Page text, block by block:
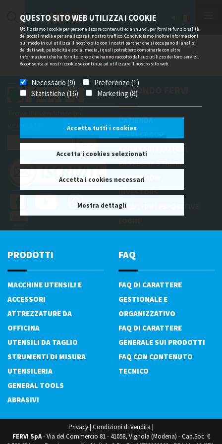
QUESTO SITO WEB UTILIZZA I COOKIE
Utilizziamo i cookie per personalizzare contenuti ed annunci, per fornire funzionalità
dei social media e per analizzare il nostro traffico. Condividiamo inoltre informazioni
sul modo in cui utilizza il nostro sito con i nostri partner che si occupano di analisi
dei dati web, pubblicità e social media, i quali potrebbero combinarle con altre
informazioni che ha fornito loro o che hanno raccolto dal suo utilizzo dei loro servizi.
Acconsenta ai nostri cookie se continua ad utilizzare il nostro sito web.
Necessario (9)
Preferenze (1)
Statistiche (16)
Marketing (8)
Accetta tutti i cookies
Accetta i cookies selezionati
Accetta i cookies necessari
Mostra dettagli
Page not found
IL MONDO FERVI
L'AZIENDA
SPONSORIZZAZIONI
RASSEGNA STAMPA
SHOWROOM
INVESTORS
SOLUZIONI ESPOSITIVE
PRODOTTI
MACCHINE UTENSILI E
ACCESSORI
ATTREZZATURE DA
OFFICINA
UTENSILI DA TAGLIO
STRUMENTI DI MISURA
UTENSILERIA
GENERAL TOOLS
ABRASIVI
FAQ
FAQ DI CARATTERE
GESTIONALE E
ORGANIZZATIVO
FAQ DI CARATTERE
GENERALE SUI PRODOTTI
FAQ CON CONTENUTO
TECNICO
Privacy| Condizioni di Vendita |
FERVI SpA- Via del Commercio 81 - 41058, Vignola (Modena) - Cap.Soc. €